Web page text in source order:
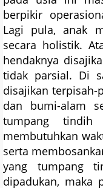
berpikir
Lagi pula, anak
secara holistik.
hendaknya
tidak parsial. Di
disajikan terpisah-
dan bumi-alam
tumpang tindih
membutuhkan
serta
yang tumpang
dipadukan, maka